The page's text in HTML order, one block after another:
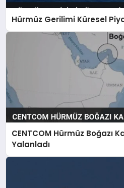
SIYASET
YAŞAM
Hürmüz Gerilimi Küresel
CENTCOM Hürmüz Boğazı
Yalanladı